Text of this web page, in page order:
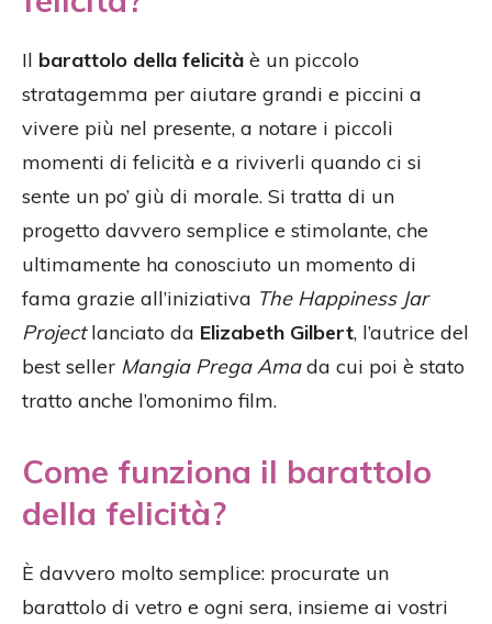
Il barattolo della felicità è un piccolo
stratagemma per aiutare grandi e piccini a
vivere più nel presente, a notare i piccoli
momenti di felicità e a riviverli quando ci si
sente un po’ giù di morale. Si tratta di un
progetto davvero semplice e stimolante, che
ultimamente ha conosciuto un momento di
fama grazie all’iniziativa The Happiness Jar
Projectlanciato da Elizabeth Gilbert, l’autrice del
best seller Mangia Prega Amada cui poi è stato
tratto anche l’omonimo film.
Come funziona il barattolo
della felicità?
È davvero molto semplice: procurate un
barattolo di vetro e ogni sera, insieme ai vostri